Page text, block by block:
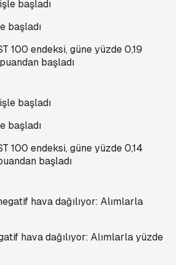
başladı
100 endeksi, güne yüzde 0,19
başladı
başladı
100 endeksi, güne yüzde 0,14
başladı
hava dağılıyor: Alımlarla yüzde